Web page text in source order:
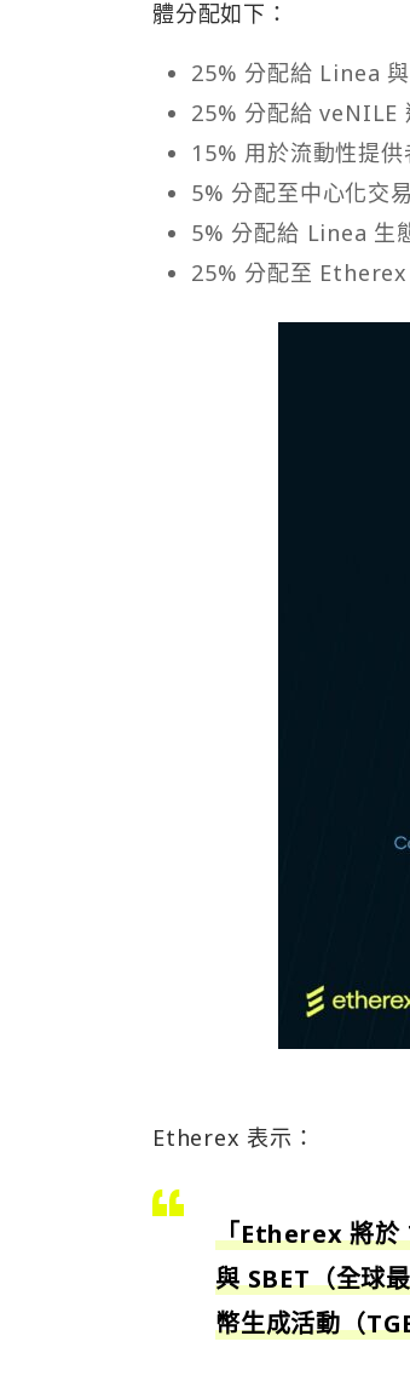
體分配如下：
25% 分配給 Linea
25% 分配給 veNILE
15% 用於流動性提
5% 分配至中心化交
5% 分配給 Linea 生
25% 分配至
Etherex 表示：
「Etherex 將於
與 SBET（全球
幣生成活動（